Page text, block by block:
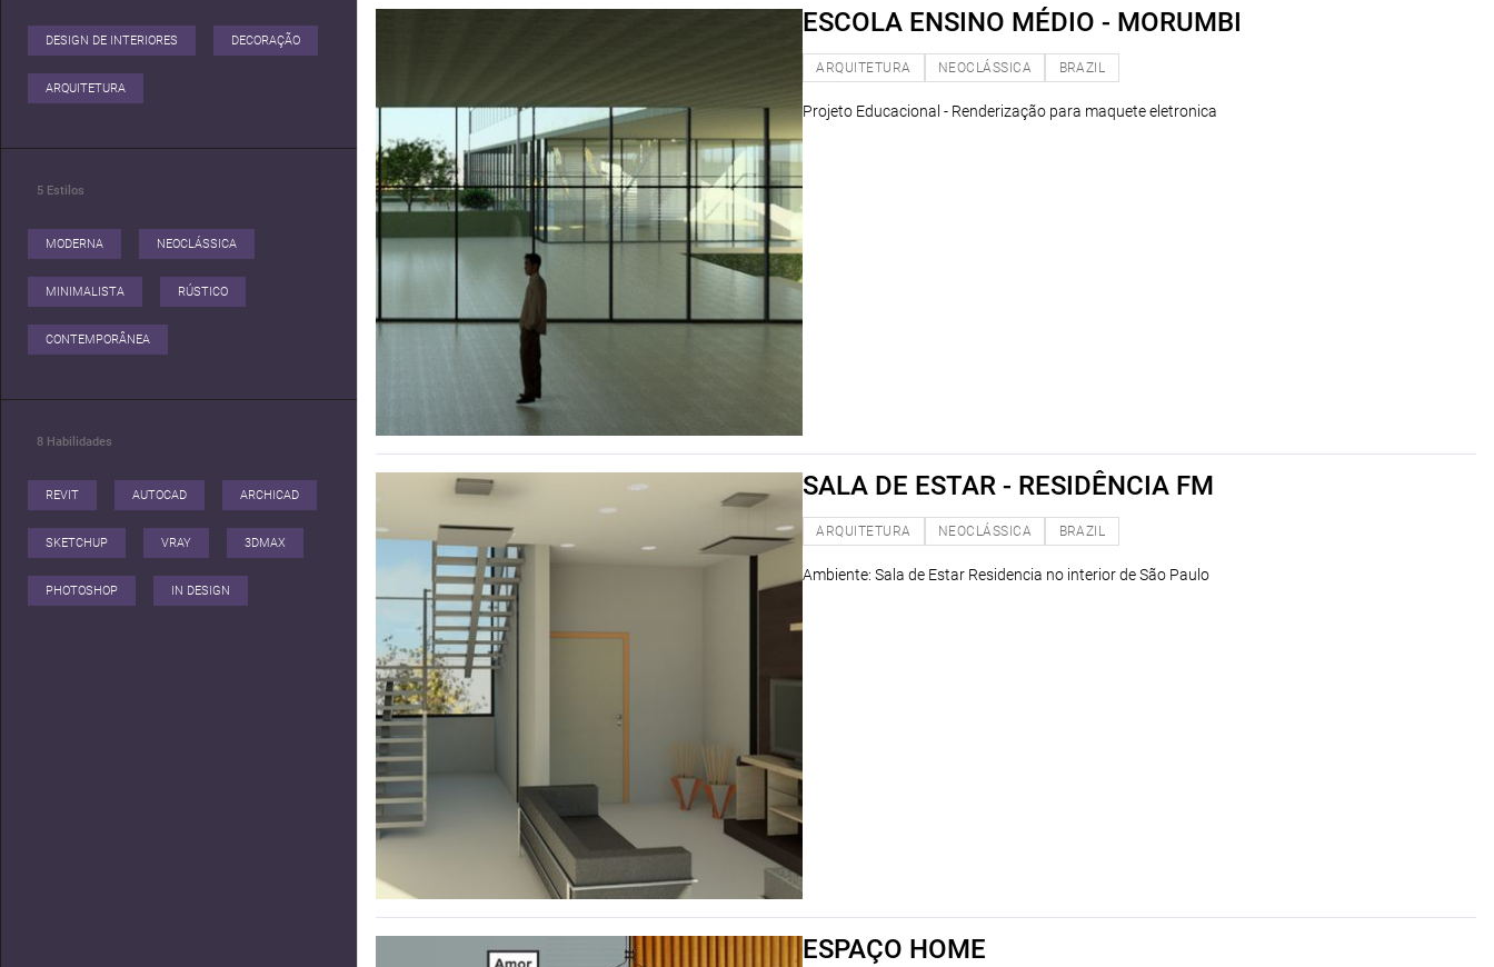
DESIGN DE INTERIORES DECORAÇÃO
ARQUITETURA
5 Estilos
MODERNA NEOCLÁSSICA
MINIMALISTA RÚSTICO
CONTEMPORÂNEA
8 Habilidades
REVIT AUTOCAD ARCHICAD
SKETCHUP VRAY 3DMAX
PHOTOSHOP IN DESIGN
ESCOLA ENSINO MÉDIO - MORUMBI
ARQUITETURA NEOCLÁSSICA BRAZIL
Projeto Educacional - Renderização para maquete eletronica
SALA DE ESTAR - RESIDÊNCIA FM
ARQUITETURA NEOCLÁSSICA BRAZIL
Ambiente: Sala de Estar Residencia no interior de São Paulo
ESPAÇO HOME